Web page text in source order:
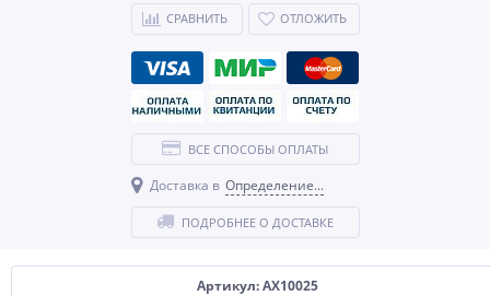
Артикул: AX10025
СРАВНИТЬ ОТЛОЖИТЬ
ВСЕ СПОСОБЫ ОПЛАТЫ
Доставка в Определение...
ПОДРОБНЕЕ О ДОСТАВКЕ